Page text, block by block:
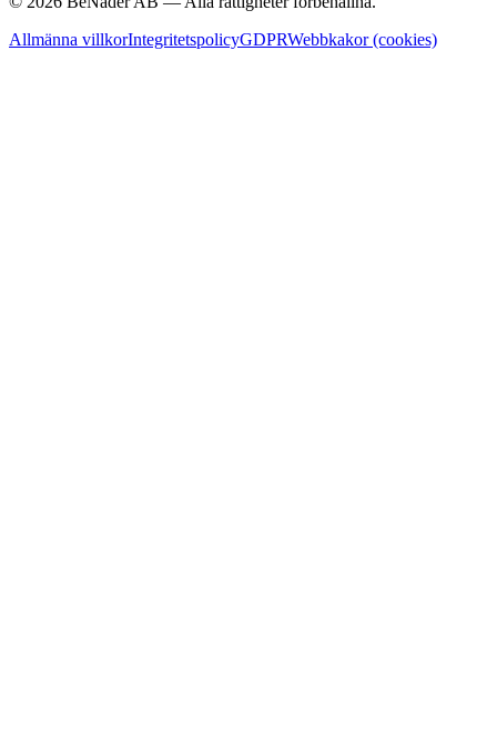
Allmänna villkorIntegritetspolicyGDPRWebbkakor (cookies)